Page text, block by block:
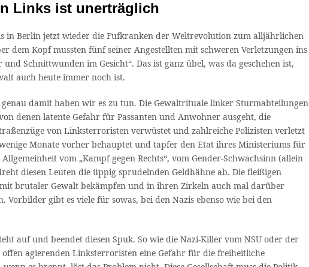
Links ist unerträglich
in Berlin jetzt wieder die Fufkranken der Weltrevolution zum alljährlichen
Kopf mussten fünf seiner Angestellten mit schweren Verletzungen ins
Schnittwunden im Gesicht“. Das ist ganz übel, was da geschehen ist,
auch heute immer noch ist.
damit haben wir es zu tun. Die Gewaltrituale linker Sturmabteilungen
denen latente Gefahr für Passanten und Anwohner ausgeht, die
von Linksterroristen verwüstet und zahlreiche Polizisten verletzt
Monate vorher behauptet und tapfer den Etat ihres Ministeriums für
vom „Kampf gegen Rechts“, vom Gender-Schwachsinn (allein
diesen Leuten die üppig sprudelnden Geldhähne ab. Die fleißigen
brutaler Gewalt bekämpfen und in ihren Zirkeln auch mal darüber
gibt es viele für sowas, bei den Nazis ebenso wie bei den
auf und beendet diesen Spuk. So wie die Nazi-Killer vom NSU oder der
agierenden Linksterroristen eine Gefahr für die freiheitliche